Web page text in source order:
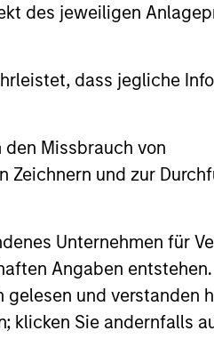
des jeweiligen
dass jegliche
Missbrauch von
Zeichnern und zur
Unternehmen für
Angaben
gelesen und verstanden
klicken Sie andernfalls
Unicorn Clip
digital payments and
platform, today
by Morgan
(“MSTV”) and from
experienced
managers. The
in line with the